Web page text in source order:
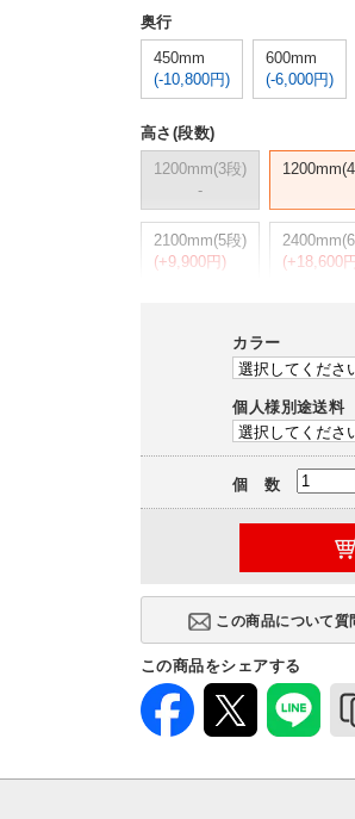
奥行
450mm
(-10,800円)
600mm
(-6,000円)
高さ(段数)
1200mm(3段)
-
2100mm(5段)
(+9,900円)
(+18,600
固定脚(単体型)カラー
個人様別途送料
個 数
この商品をシェアする